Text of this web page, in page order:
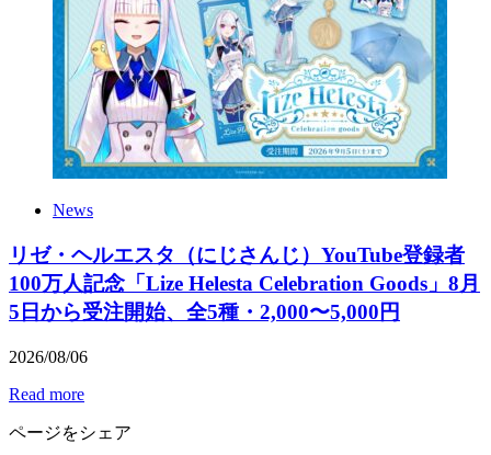
News
リゼ・ヘルエスタ（にじさんじ）YouTube登録者
100万人記念「Lize Helesta Celebration Goods」8月
5日から受注開始、全5種・2,000〜5,000円
2026/08/06
Read more
ページをシェア